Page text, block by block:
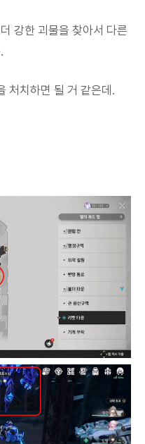
강한 괴물을 찾아서 다른
처치하면 될 거 같은데.